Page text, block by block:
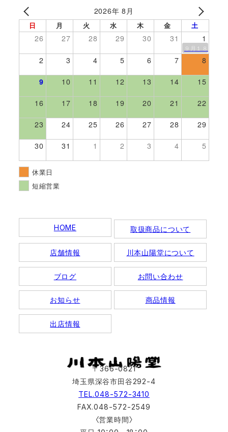
〒366-0821
埼玉県深谷市田谷292-4
TEL.048-572-3410
FAX.048-572-2549
〈営業時間〉
HOME 取扱商品について
店舗情報 川本山陽堂について
ブログ お問い合わせ
お知らせ 商品情報
出店情報
2026年 8月
日 月 火 水 木 金 土
26 27 28 29 30 31 1
９月１８日伊
2 3 4 5 6 7 8
9 10 11 12 13 14 15
16 17 18 19 20 21 22
23 24 25 26 27 28 29
30 31 1 2 3 4 5
休業日
短縮営業